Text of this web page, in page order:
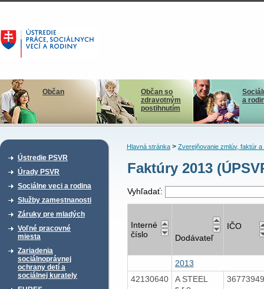
Občan
Občan so
zdravotným
postihnutím
a
Ústredie PSVR
Úrady PSVR
Sociálne veci a rodina
Služby zamestnanosti
Záruky pre mladých
Voľné pracovné
miesta
Zariadenia
sociálnoprávnej
ochrany detí a
sociálnej kurately
Hlavná stránka> Zverejňovanie zmlúv, faktúr a
Faktúry 2013
Vyhľadať:
Interné
číslo
Dodávateľ
IČO
2013
42130640
A STEEL